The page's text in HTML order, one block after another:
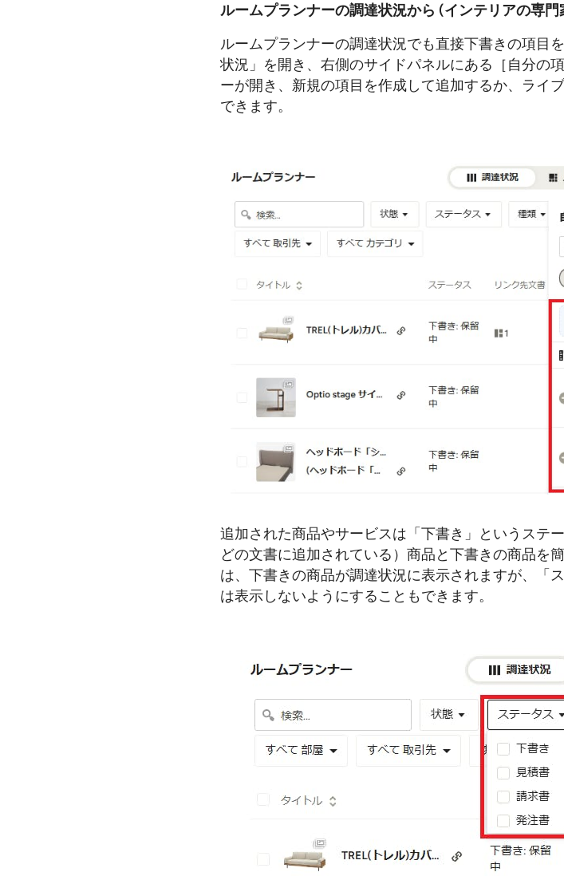
ルームプランナーの調達状況から (インテリアの専門
ルームプランナーの調達状況でも直接下書きの項目
状況」を開き、右側のサイドパネルにある［自分の
ーが開き、新規の項目を作成して追加するか、ライ
できます。
追加された商品やサービスは「下書き」というステ
どの文書に追加されている）商品と下書きの商品を
は、下書きの商品が調達状況に表示されますが、「
は表示しないようにすることもできます。